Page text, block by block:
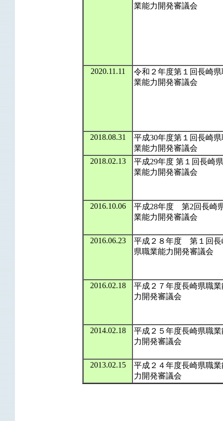
業能力開発審議会
2020.11.11
令和２年度第１回長崎県
業能力開発審議会
2018.08.31
平成30年度第１回長崎県
業能力開発審議会
2018.02.13
平成29年度 第１回長崎
業能力開発審議会
2016.10.06
平成28年度 第2回長崎
業能力開発審議会
2016.06.23
平成２８年度 第１回長
県職業能力開発審議会
2016.02.18
平成２７年度長崎県職業
力開発審議会
2014.02.18
平成２５年度長崎県職業
力開発審議会
2013.02.15
平成２４年度長崎県職業
力開発審議会